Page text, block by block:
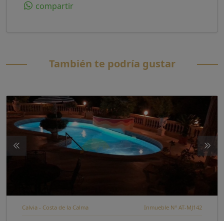
compartir
También te podría gustar
Calvia - Costa de la Calma Inmueble Nº AT-MJ142